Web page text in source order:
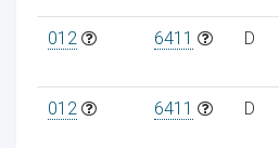
012 6411 D
012 6411 D